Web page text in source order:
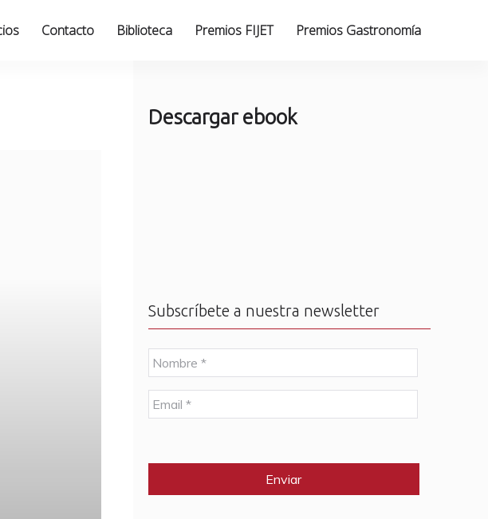
Contacto Biblioteca Premios FIJET Premios Gastronomía
Descargar ebook
Subscríbete a nuestra newsletter
N
o
m
b
r
E
m
l